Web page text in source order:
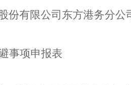
份有限公司东方港务分公
事项申报表